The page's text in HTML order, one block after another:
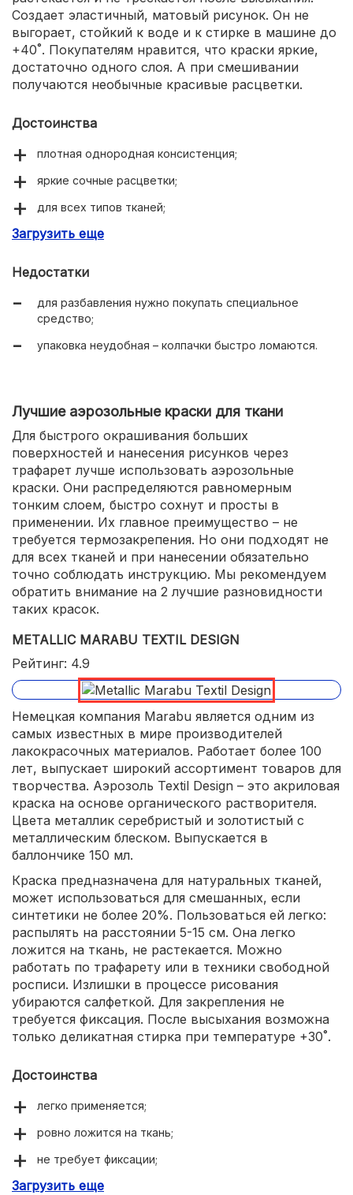
Создает эластичный, матовый рисунок. Он не
выгорает, стойкий к воде и к стирке в машине до
+40˚. Покупателям нравится, что краски яркие,
достаточно одного слоя. А при смешивании
получаются необычные красивые расцветки.
Достоинства
плотная однородная консистенция;
яркие сочные расцветки;
для всех типов тканей;
быстро сохнут;
можно рисовать кистью или губкой;
цена невысокая.
Загрузить еще
Недостатки
для разбавления нужно покупать специальное
средство;
упаковка неудобная – колпачки быстро ломаются.
Лучшие аэрозольные краски для ткани
Для быстрого окрашивания больших
поверхностей и нанесения рисунков через
трафарет лучше использовать аэрозольные
краски. Они распределяются равномерным
тонким слоем, быстро сохнут и просты в
применении. Их главное преимущество – не
требуется термозакрепения. Но они подходят не
для всех тканей и при нанесении обязательно
точно соблюдать инструкцию. Мы рекомендуем
обратить внимание на 2 лучшие разновидности
таких красок.
METALLIC MARABU TEXTIL DESIGN
Рейтинг: 4.9
Немецкая компания Marabu является одним из
самых известных в мире производителей
лакокрасочных материалов. Работает более 100
лет, выпускает широкий ассортимент товаров для
творчества. Аэрозоль Textil Design – это акриловая
краска на основе органического растворителя.
Цвета металлик серебристый и золотистый с
металлическим блеском. Выпускается в
баллончике 150 мл.
Краска предназначена для натуральных тканей,
может использоваться для смешанных, если
синтетики не более 20%. Пользоваться ей легко:
распылять на расстоянии 5-15 см. Она легко
ложится на ткань, не растекается. Можно
работать по трафарету или в техники свободной
росписи. Излишки в процессе рисования
убираются салфеткой. Для закрепления не
требуется фиксация. После высыхания возможна
только деликатная стирка при температуре +30˚.
Достоинства
легко применяется;
ровно ложится на ткань;
не требует фиксации;
подходит для разных техник рисования;
Загрузить еще